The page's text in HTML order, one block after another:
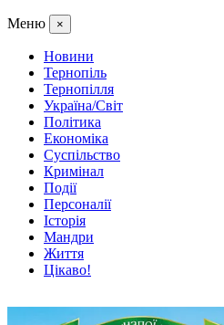
Меню ×
Новини
Тернопіль
Тернопілля
Україна/Світ
Політика
Економіка
Суспільство
Кримінал
Події
Персоналії
Історія
Мандри
Життя
Цікаво!